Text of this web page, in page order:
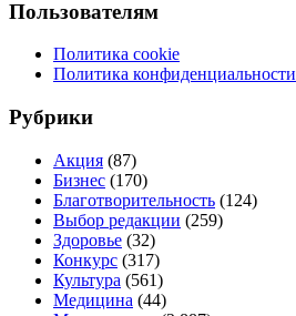
Пользователям
Политика cookie
Политика конфиденциальности
Рубрики
Акция (87)
Бизнес (170)
Благотворительность (124)
Выбор редакции (259)
Здоровье (32)
Конкурс (317)
Культура (561)
Медицина (44)